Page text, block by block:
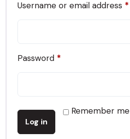
Username or email address *
Password *
Remember me
Log in